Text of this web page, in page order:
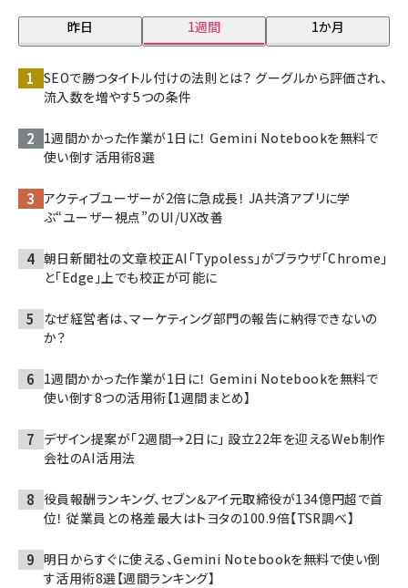
昨日 1週間 1か月
SEOで勝つタイトル付けの法則とは？ グーグルから評価され、
流入数を増やす5つの条件
1週間かかった作業が1日に！ Gemini Notebookを無料で
使い倒す活用術8選
アクティブユーザーが2倍に急成長！ JA共済アプリに学
ぶ“ユーザー視点”のUI/UX改善
朝日新聞社の文章校正AI「Typoless」がブラウザ「Chrome」
と「Edge」上でも校正が可能に
なぜ経営者は、マーケティング部門の報告に納得できないの
か？
1週間かかった作業が1日に！ Gemini Notebookを無料で
使い倒す8つの活用術【1週間まとめ】
デザイン提案が「2週間→2日に」 設立22年を迎えるWeb制作
会社のAI活用法
役員報酬ランキング、セブン＆アイ元取締役が134億円超で首
位！ 従業員との格差最大はトヨタの100.9倍【TSR調べ】
明日からすぐに使える、Gemini Notebookを無料で使い倒
す活用術8選【週間ランキング】